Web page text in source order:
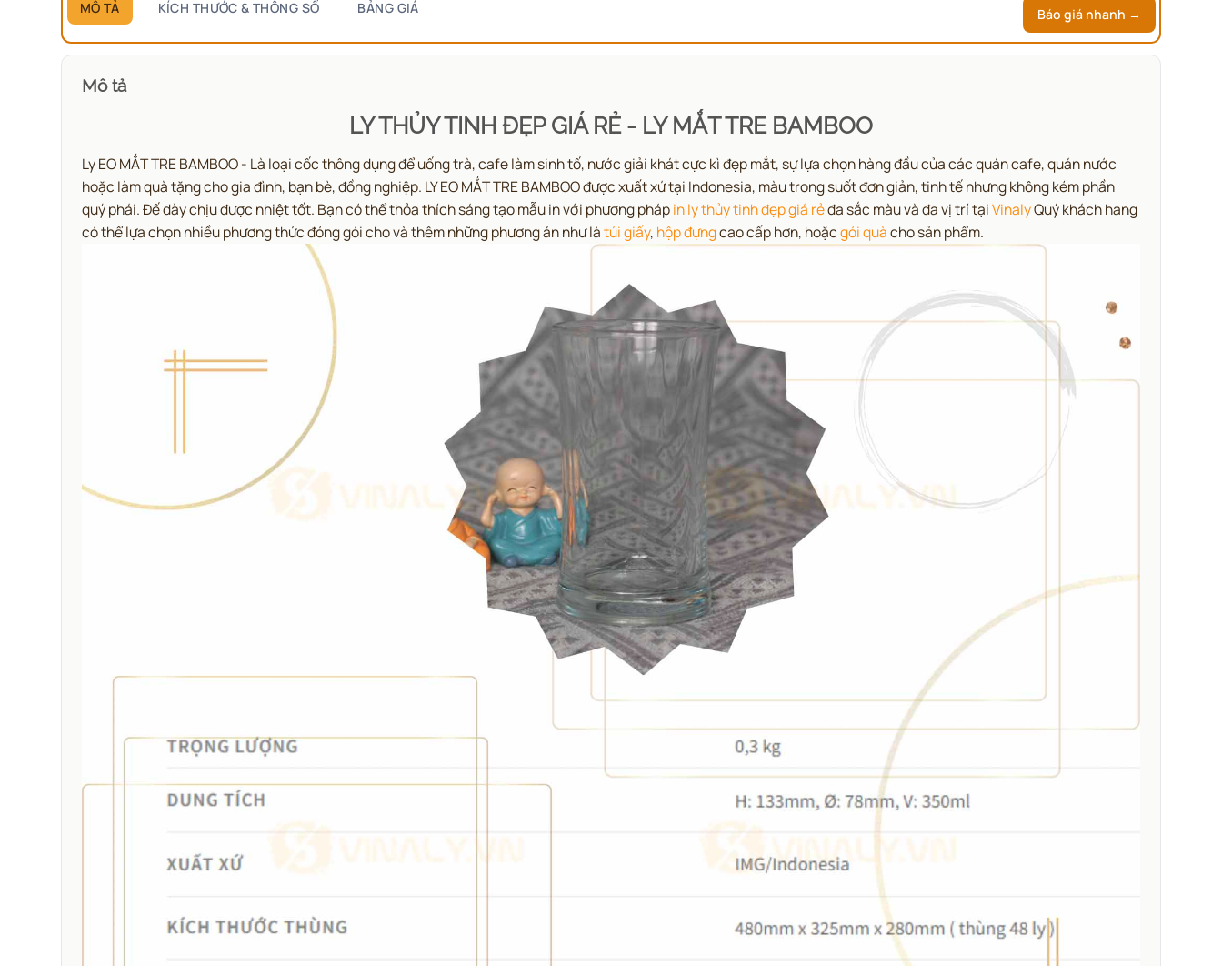
MÔ TẢ KÍCH THƯỚC & THÔNG SỐ BẢNG GIÁ Báo giá nhanh →
Mô tả
LY THỦY TINH ĐẸP GIÁ RẺ - LY MẮT TRE BAMBOO
Ly EO MẮT TRE BAMBOO - Là loại cốc thông dụng để uống trà, cafe làm sinh tố, nước giải khát cực kì đẹp mắt, sự lựa chọn hàng đầu của các quán cafe, quán nước
hoặc làm quà tặng cho gia đình, bạn bè, đồng nghiệp. LY EO MẮT TRE BAMBOO được xuất xứ tại Indonesia, màu trong suốt đơn giản, tinh tế nhưng không kém phần
quý phái. Đế dày chịu được nhiệt tốt. Bạn có thể thỏa thích sáng tạo mẫu in với phương phápin ly thủy tinh đẹp giá rẻđa sắc màu và đa vị trí tạiVinalyQuý khách hang
có thể lựa chọn nhiều phương thức đóng gói cho và thêm những phương án như làtúi giấy, hộp đựngcao cấp hơn, hoặcgói quàcho sản phẩm.